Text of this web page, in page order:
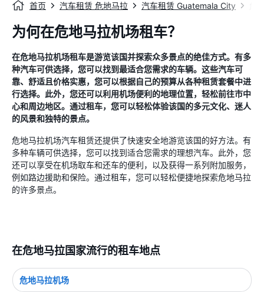
首页 汽车租赁 危地马拉 汽车租赁 Guatemala City
为何在危地马拉机场租车？
在危地马拉机场租车是游览该国并探索众多景点的绝佳方式。有多
种汽车可供选择，您可以找到最适合您需求的车辆。这些汽车可
靠、舒适且价格实惠，您可以根据自己的预算从各种租赁套餐中进
行选择。此外，您还可以利用机场便利的地理位置，轻松前往市中
心和周边地区。通过租车，您可以轻松体验该国的多元文化、迷人
的风景和独特的景点。
危地马拉机场汽车租赁还提供了快速安全地游览该国的好方法。有
多种车辆可供选择，您可以找到适合您需求的理想汽车。此外，您
还可以享受在机场取车和还车的便利，以及获得一系列附加服务，
例如路边援助和保险。通过租车，您可以轻松便捷地探索危地马拉
的许多景点。
在危地马拉国家流行的租车地点
危地马拉机场